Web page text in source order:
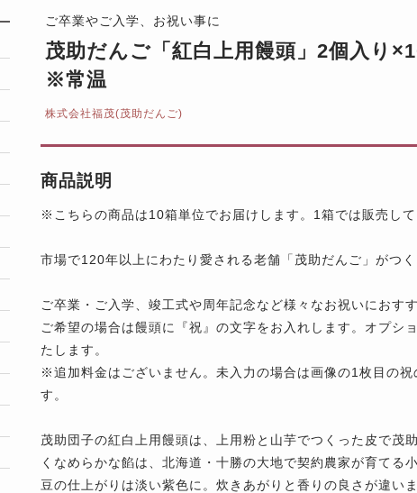
ご卒業やご入学、お祝い事に
茂助だんご「紅白上用饅頭」2個入り
※常温
株式会社福茂(茂助だんご)
商品説明
※こちらの商品は10箱単位でお届けします。1箱では販売し
市場で120年以上にわたり愛される老舗「茂助だんご」がつく
ご卒業・ご入学、竣工式や周年記念など様々なお祝いにおす
ご希望の場合は饅頭に『祝』の文字をお入れします。オプシ
たします。
※追加料金はございません。未入力の場合は画像の1枚目の
す。
茂助団子の紅白上用饅頭は、上用粉と山芋でつくった皮で茂
くなめらかな餡は、北海道・十勝の大地で契約農家が育てる
豆の仕上がりは淡い紫色に。炊きあがりと香りの良さが違い